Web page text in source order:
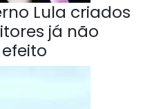
Lula criados
já não